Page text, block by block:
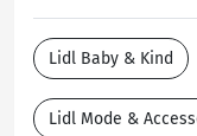
Lidl Baby & Kind
Lidl Mode &